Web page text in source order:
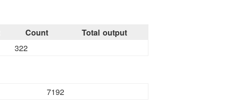
Count Total output
322
7192